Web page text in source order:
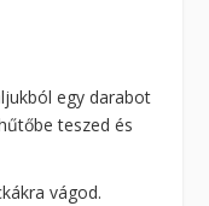
egy darabot
teszed és
vágod.